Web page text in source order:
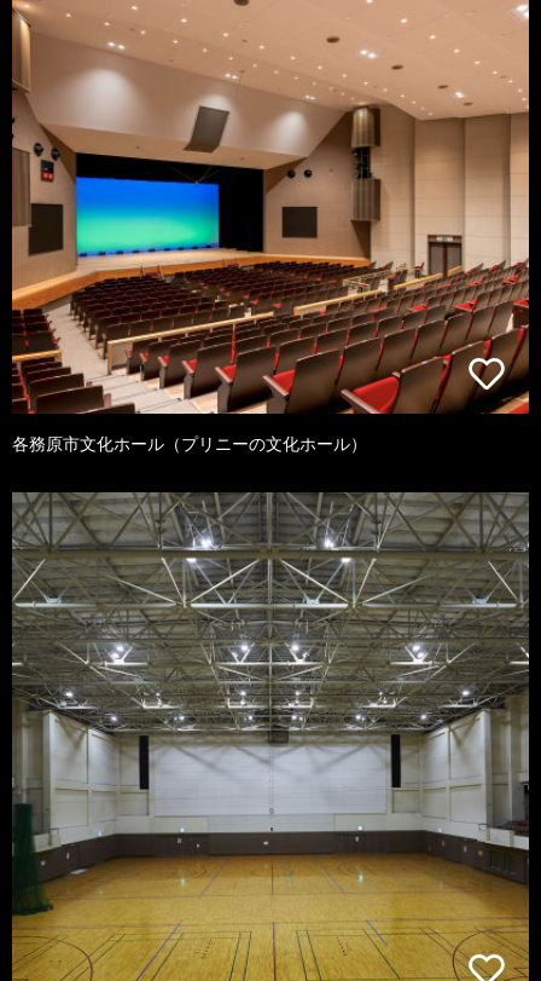
各務原市文化ホール（プリニーの文化ホール）